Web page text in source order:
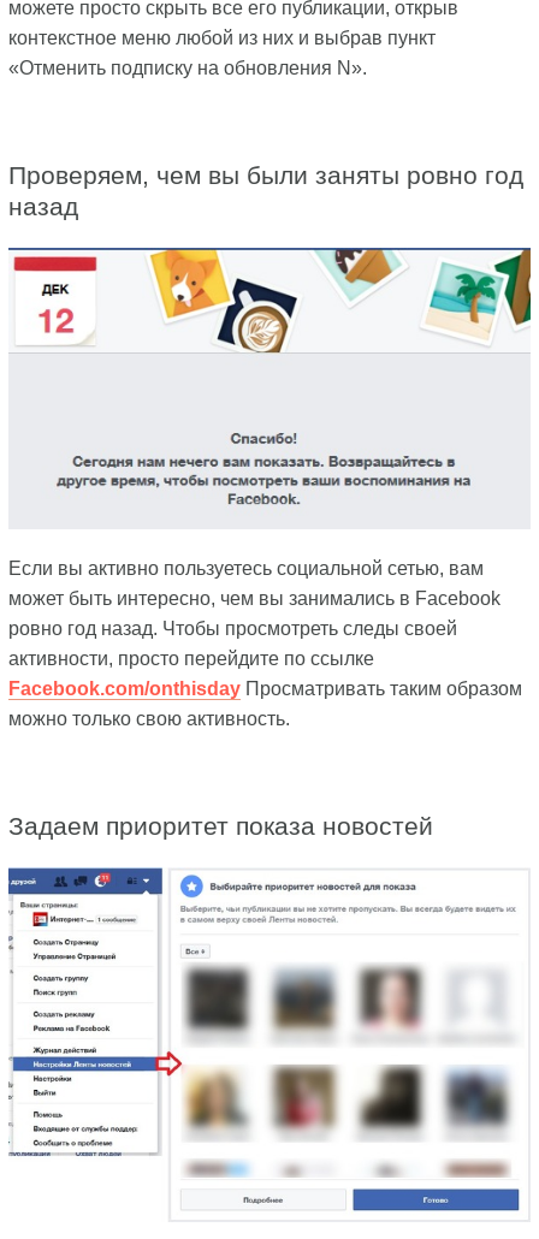
можете просто скрыть все его публикации, открыв
контекстное меню любой из них и выбрав пункт
«Отменить подписку на обновления N».
Проверяем, чем вы были заняты ровно год
назад
Если вы активно пользуетесь социальной сетью, вам
может быть интересно, чем вы занимались в Facebook
ровно год назад. Чтобы просмотреть следы своей
активности, просто перейдите по ссылке
Facebook.com/onthisdayПросматривать таким образом
можно только свою активность.
Задаем приоритет показа новостей